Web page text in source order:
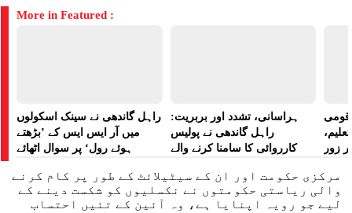
More in Featured :
راہل گاندھی نے سینک اسکولوں
میں آر ایس ایس کے ’بڑھتے
ہوئے رول‘ پر سوال اٹھائے
ہراسانی، تشدد اور بربریت:
راہل گاندھی نے پولیس
کارروائی کا سامنا کرنے والے
قومی
زور
مرکزی حکومت اور ان کے سیٹیلائٹ کے طور پر کام کرنے
والی ریاستی حکومتوں نے نکسلیوں کو شکست دینے کے
لیے جو رویہ اپنایا ہے، وہ آئین کے تئیں احتساب